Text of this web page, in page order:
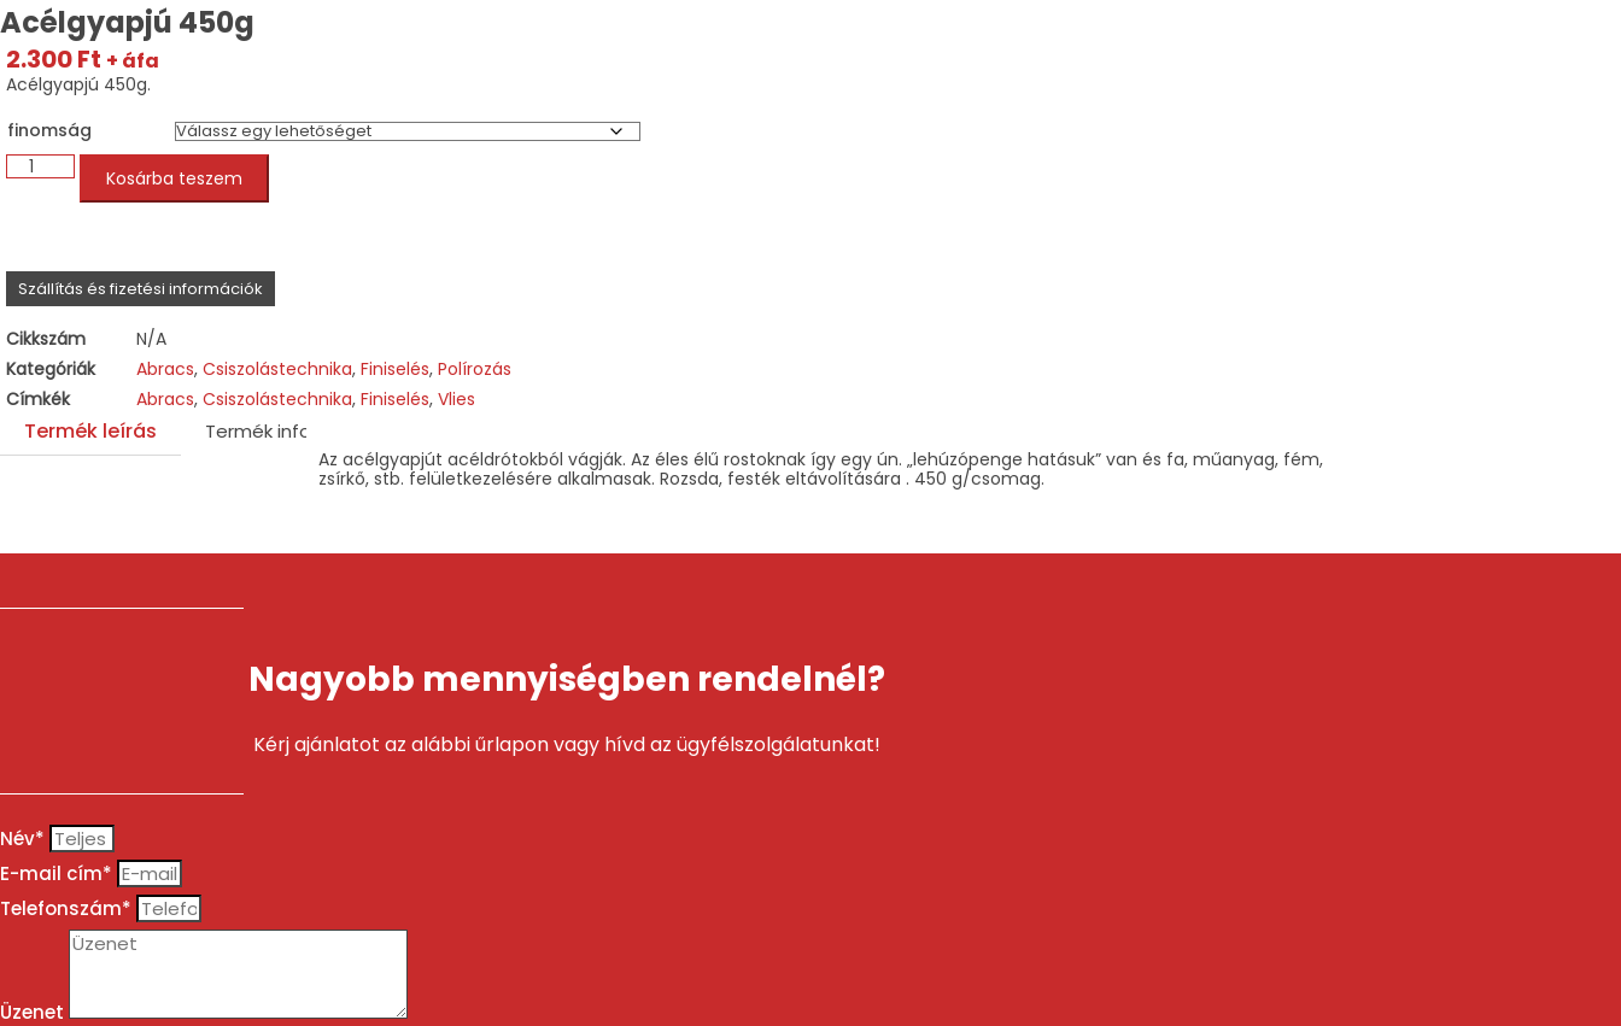
Acélgyapjú 450g
2.300Ft + áfa
Acélgyapjú 450g.
finomság
Acélgyapjú
450g
mennyiség
Kosárba teszem
Szállítás és fizetési információk
Cikkszám
N/A
Kategóriák
Abracs, Csiszolástechnika, Finiselés, Polírozás
Címkék
Abracs, Csiszolástechnika, Finiselés, Vlies
Termék leírás Termék információk
Az acélgyapjút acéldrótokból vágják. Az éles élű rostoknak így egy ún. „lehúzópenge hatásuk” van és fa, műanyag, fém,
zsírkő, stb. felületkezelésére alkalmasak. Rozsda, festék eltávolítására . 450 g/csomag.
Nagyobb mennyiségben rendelnél?
Kérj ajánlatot az alábbi űrlapon vagy hívd az ügyfélszolgálatunkat!
Név*
E-mail cím*
Telefonszám*
Üzenet